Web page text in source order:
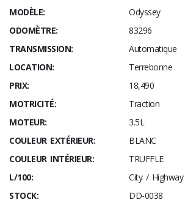
MODÈLE:
Odyssey
ODOMÈTRE:
83296
TRANSMISSION:
Automatique
LOCATION:
Terrebonne
PRIX:
18,490
MOTRICITÉ:
Traction
MOTEUR:
3.5L
COULEUR EXTÉRIEUR:
BLANC
COULEUR INTÉRIEUR:
TRUFFLE
L/100:
City / Highway
STOCK:
DD-0038